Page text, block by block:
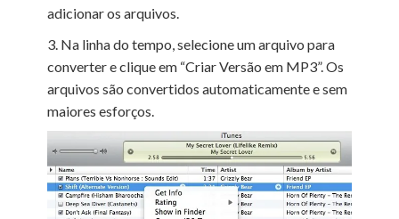
adicionar os arquivos.
3. Na linha do tempo, selecione um arquivo para
converter e clique em “Criar Versão em MP3”. Os
arquivos são convertidos automaticamente e sem
maiores esforços.